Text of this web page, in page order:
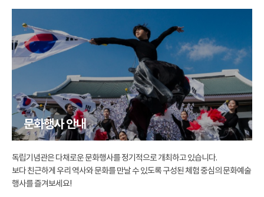
문화행사 안내
독립기념관은 다채로운 문화행사를 정기적으로 개최하고 있습니다.
보다 친근하게 우리 역사와 문화를 만날 수 있도록 구성된 체험 중심의 문화예술
행사를 즐겨보세요!